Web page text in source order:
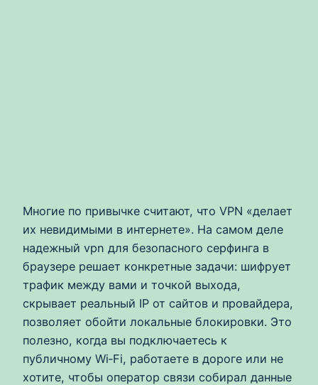
Многие по привычке считают, что VPN «делает
их невидимыми в интернете». На самом деле
надежный vpn для безопасного серфинга в
браузере решает конкретные задачи: шифрует
трафик между вами и точкой выхода,
скрывает реальный IP от сайтов и провайдера,
позволяет обойти локальные блокировки. Это
полезно, когда вы подключаетесь к
публичному Wi‑Fi, работаете в дороге или не
хотите, чтобы оператор связи собирал данные